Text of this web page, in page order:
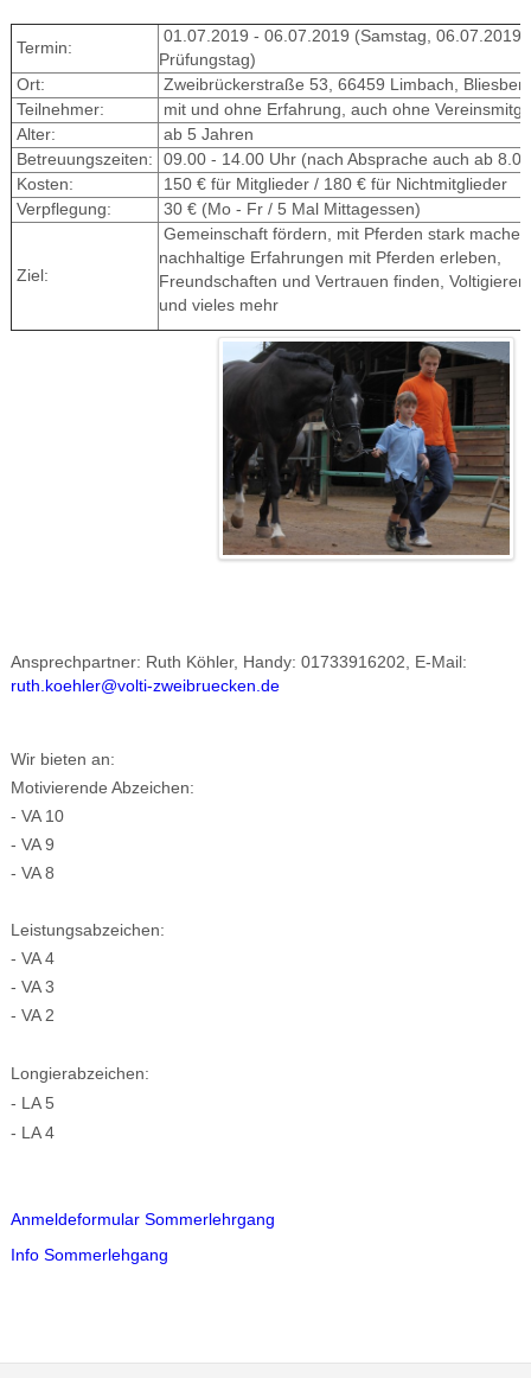
Termin:
01.07.2019 - 06.07.2019 (Samstag, 06.07.2019
Prüfungstag)
Ort:
Zweibrückerstraße 53, 66459 Limbach,
Teilnehmer:
mit und ohne Erfahrung, auch ohne
Alter:
ab 5 Jahren
Betreuungszeiten:
09.00 - 14.00 Uhr (nach Absprache auch ab
Kosten:
150 € für Mitglieder / 180 € für Nichtmitglieder
Verpflegung:
30 € (Mo - Fr / 5 Mal Mittagessen)
Ziel:
Gemeinschaft fördern, mit Pferden stark
nachhaltige Erfahrungen mit Pferden erleben,
Freundschaften und Vertrauen finden,
und vieles mehr
Ansprechpartner: Ruth Köhler, Handy: 01733916202, E-Mail:
ruth.koehler@volti-zweibruecken.de
Wir bieten an:
Motivierende Abzeichen:
- VA 10
- VA 9
- VA 8
Leistungsabzeichen:
- VA 4
- VA 3
- VA 2
Longierabzeichen:
- LA 5
- LA 4
Anmeldeformular Sommerlehrgang
Info Sommerlehgang